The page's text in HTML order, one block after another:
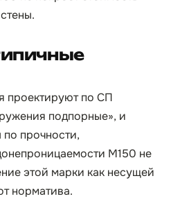
проектируют по СП
подпорные», и
прочности,
М150 не
этой марки как несущей
норматива.